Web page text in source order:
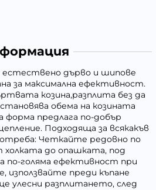
естествено дърво и шипове
за максимална ефективност.
козина,разплита без да
обема на козината
форма предлага по-добър
Подходяща за всякакъв
Четкайте редовно по
холката до опашката, под
по-голяма ефективност при
използвайте преди къпане
улесни разплитането, след